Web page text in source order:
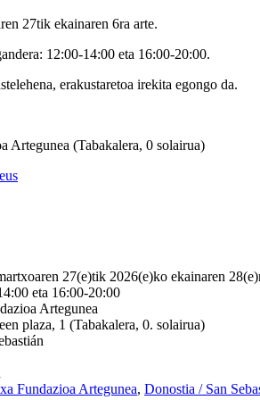
27tik ekainaren 6ra arte.
: 12:00-14:00 eta 16:00-20:00.
erakustaretoa irekita egongo da.
Artegunea (Tabakalera, 0 solairua)
27(e)tik 2026(e)ko ekainaren
eta 16:00-20:00
Artegunea
plaza, 1 (Tabakalera, 0. solairua)
Fundazioa Artegunea, Donostia / San